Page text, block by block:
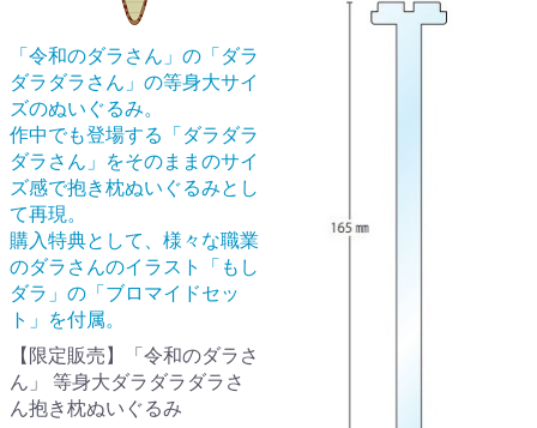
「令和のダラさん」の「ダラ
ダラダラさん」の等身大サイ
ズのぬいぐるみ。
作中でも登場する「ダラダラ
ダラさん」をそのままのサイ
ズ感で抱き枕ぬいぐるみとし
て再現。
購入特典として、様々な職業
のダラさんのイラスト「もし
ダラ」の「ブロマイドセッ
ト」を付属。
【限定販売】「令和のダラさ
ん」 等身大ダラダラダラさ
ん抱き枕ぬいぐるみ